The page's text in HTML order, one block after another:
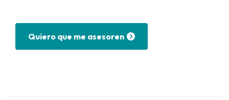
Quiero que me asesoren